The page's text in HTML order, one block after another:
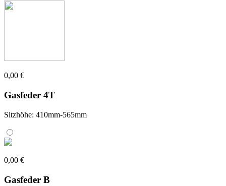
0,00 €
Gasfeder 4T
Sitzhöhe: 410mm-565mm
0,00 €
Gasfeder B